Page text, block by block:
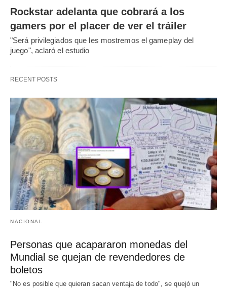
Rockstar adelanta que cobrará a los
gamers por el placer de ver el tráiler
"Será privilegiados que les mostremos el gameplay del
juego", aclaró el estudio
RECENT POSTS
NACIONAL
Personas que acapararon monedas del
Mundial se quejan de revendedores de
boletos
"No es posible que quieran sacan ventaja de todo", se quejó un